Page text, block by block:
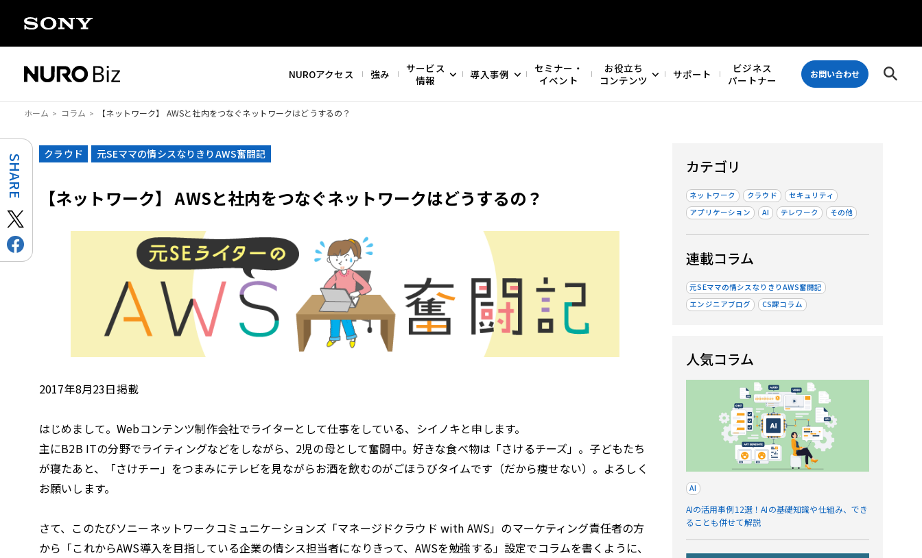
NUROアクセス 強み
サービス
情報
導入事例
セミナー・
イベント
お役立ち
コンテンツ
サポート
ビジネス
パートナー
お問い合わせ
ホーム コラム 【ネットワーク】 AWSと社内をつなぐネットワークはどうするの？
クラウド 元SEママの情シスなりきりAWS奮闘記
【ネットワーク】 AWSと社内をつなぐネットワークはどうするの？
2017年8月23日掲載
はじめまして。Webコンテンツ制作会社でライターとして仕事をしている、シイノキと申します。
主にB2B ITの分野でライティングなどをしながら、2児の母として奮闘中。好きな食べ物は「さけるチーズ」。子どもたち
が寝たあと、「さけチー」をつまみにテレビを見ながらお酒を飲むのがごほうびタイムです（だから痩せない）。よろしく
お願いします。
さて、このたびソニーネットワークコミュニケーションズ「マネージドクラウド with AWS」のマーケティング責任者の方
から「これからAWS導入を目指している企業の情シス担当者になりきって、AWSを勉強する」設定でコラムを書くように、
カテゴリ
ネットワーク クラウド
セキュリティ
アプリケーション
AI テレワーク その他
連載コラム
元SEママの情シスなりきりAWS奮闘記
エンジニアブログ
CS課コラム
人気コラム
AI
AIの活用事例12選！AIの基礎知識や仕組み、でき
ることも併せて解説
SHARE